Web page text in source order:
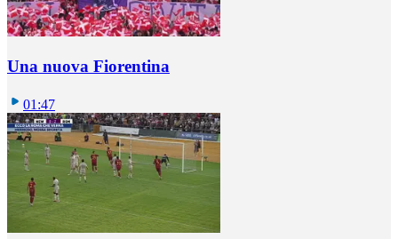
Una nuova Fiorentina
01:47